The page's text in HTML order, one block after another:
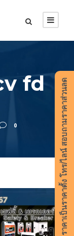
fd
0 ราคาเป็นราคาตั้ง โทร/ไลน์ สอบถามราคาส่วนลด